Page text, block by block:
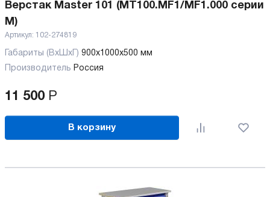
Верстак Master 101 (MT100.MF1/MF1.000 серии
M)
Артикул: 102-274819
Габариты (ВхШхГ) 900x1000x500 мм
Производитель Россия
11 500 Р
В корзину